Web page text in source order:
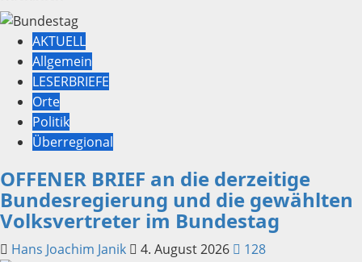
AKTUELL
Allgemein
LESERBRIEFE
Orte
Politik
Überregional
OFFENER BRIEF an die derzeitige
Bundesregierung und die gewählten
Volksvertreter im Bundestag
Hans Joachim Janik 4. August 2026 128